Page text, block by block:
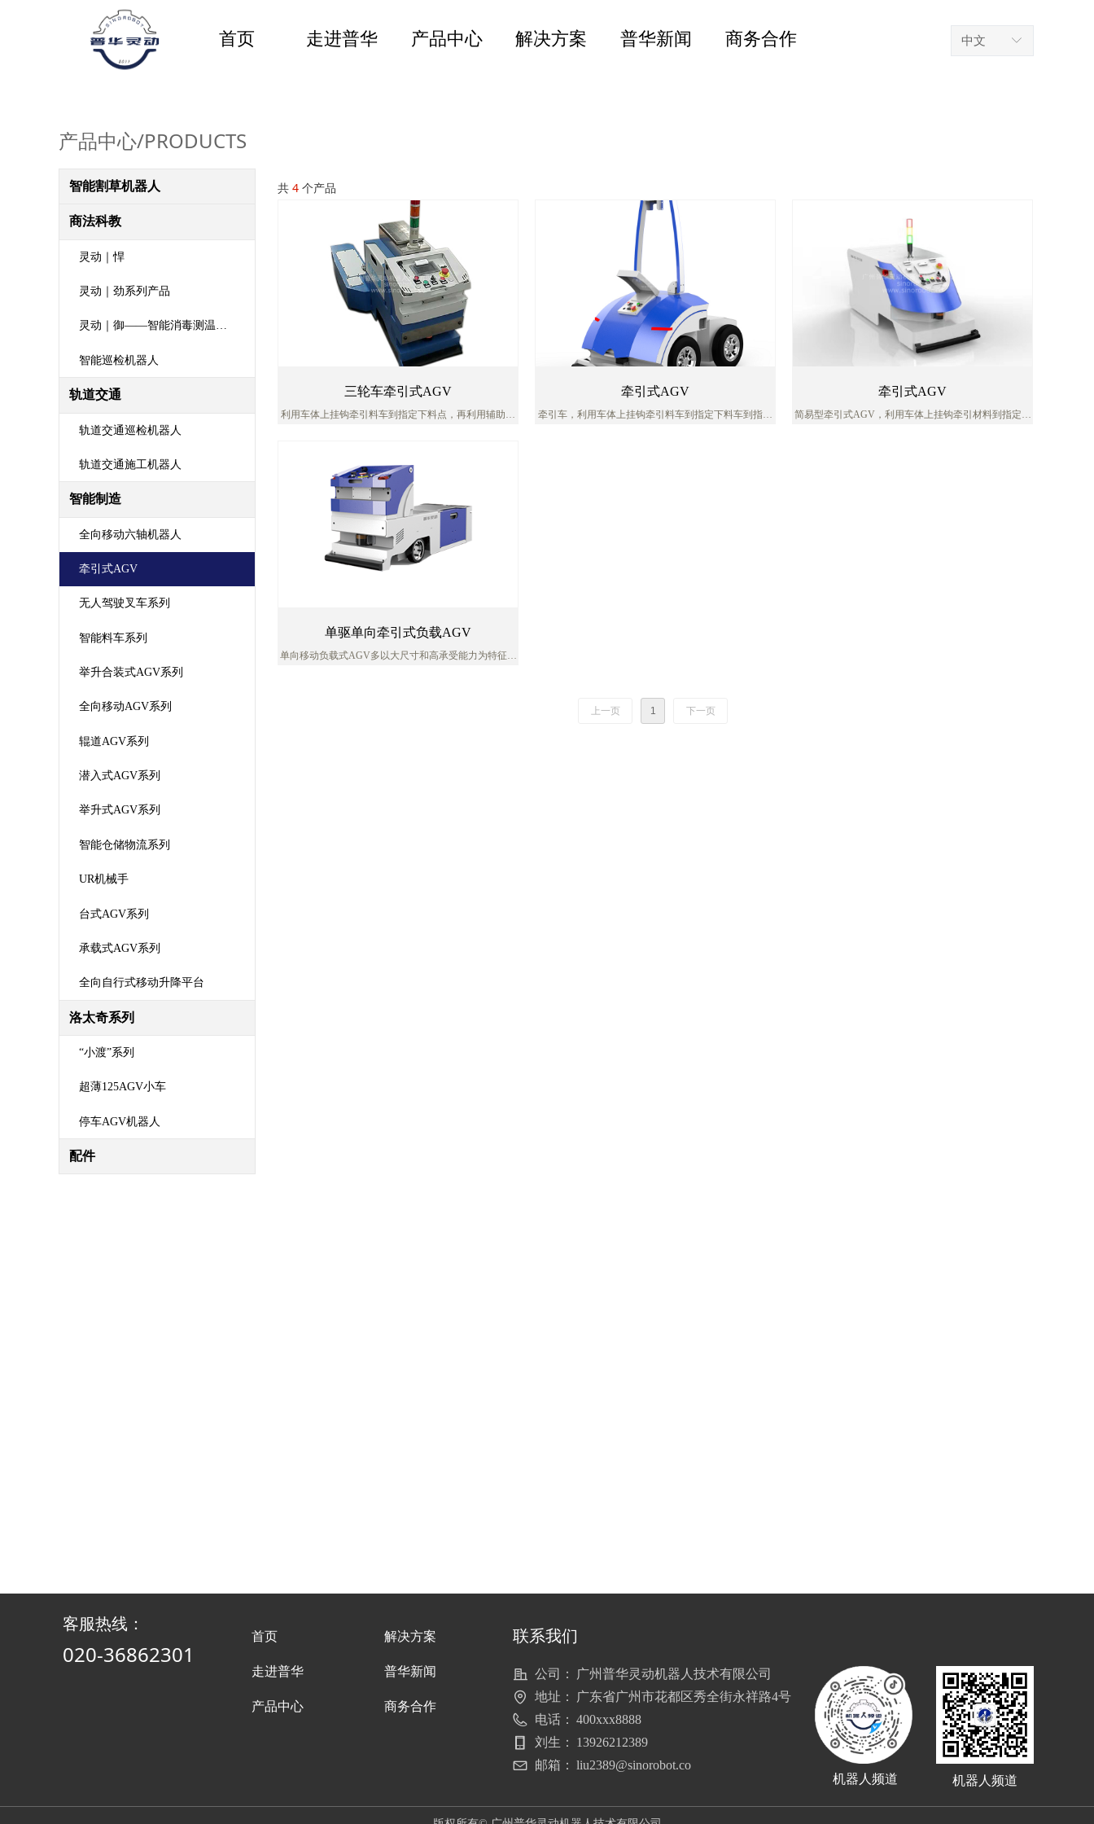
首页 走进普华 产品中心 解决方案 普华新闻 商务合作 ꀅ
中文
产品中心/PRODUCTS
共 4 个产品
三轮车牵引式AGV
利用车体上挂钩牵引料车到指定下料点，再利用辅助机
牵引式AGV
牵引车，利用车体上挂钩牵引料车到指定下料车到指定
牵引式AGV
简易型牵引式AGV，利用车体上挂钩牵引材料到指定下
单驱单向牵引式负载AGV
单向移动负载式AGV多以大尺寸和高承受能力为特征，
上一页 1 下一页
智能割草机器人
商法科教
灵动｜悍
灵动｜劲系列产品
灵动｜御——智能消毒测温机器人
智能巡检机器人
轨道交通
轨道交通巡检机器人
轨道交通施工机器人
智能制造
全向移动六轴机器人
牵引式AGV
无人驾驶叉车系列
智能料车系列
举升合装式AGV系列
全向移动AGV系列
辊道AGV系列
潜入式AGV系列
举升式AGV系列
智能仓储物流系列
UR机械手
台式AGV系列
承载式AGV系列
全向自行式移动升降平台
洛太奇系列
“小渡”系列
超薄125AGV小车
停车AGV机器人
配件
解决方案
普华新闻
商务合作
联系我们
首页
走进普华
产品中心
客服热线：
020-36862301
公司：
广州普华灵动机器人技术有限公司
地址：
广东省广州市花都区秀全街永祥路4号
电话： 400xxx8888
刘生：
13926212389
邮箱： liu2389@sinorobot.co
机器人频道
机器人频道